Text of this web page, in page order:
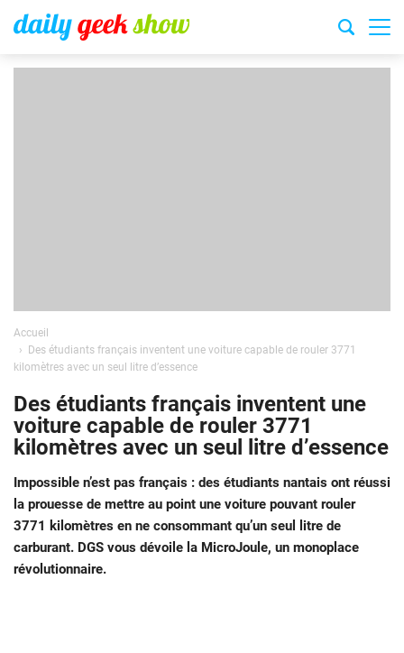
Accueil
Des étudiants français inventent une voiture capable de rouler 3771
kilomètres avec un seul litre d’essence
Des étudiants français inventent une
voiture capable de rouler 3771
kilomètres avec un seul litre d’essence
Impossible n’est pas français : des étudiants nantais ont réussi
la prouesse de mettre au point une voiture pouvant rouler
3771 kilomètres en ne consommant qu’un seul litre de
carburant. DGS vous dévoile la MicroJoule, un monoplace
révolutionnaire.